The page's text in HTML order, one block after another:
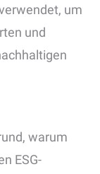
um
und
warum
ESG-